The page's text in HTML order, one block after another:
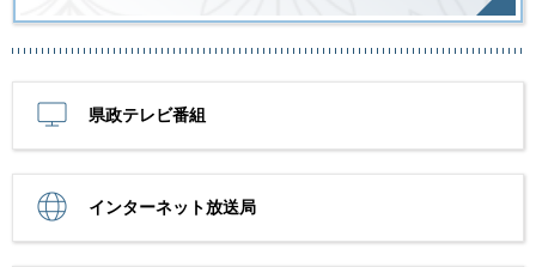
県政テレビ番組
インターネット放送局